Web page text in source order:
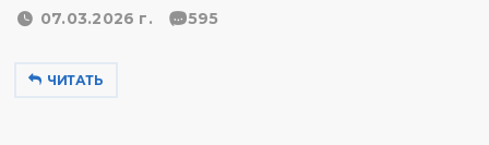
07.03.2026 г. 595
ЧИТАТЬ